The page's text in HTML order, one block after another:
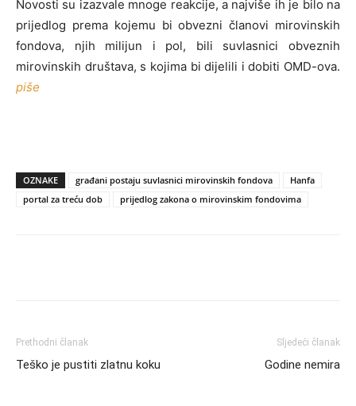
Novosti su izazvale mnoge reakcije, a najviše ih je bilo na
prijedlog prema kojemu bi obvezni članovi mirovinskih
fondova, njih milijun i pol, bili suvlasnici obveznih
mirovinskih društava, s kojima bi dijelili i dobiti OMD-ova.
piše
OZNAKE građani postaju suvlasnici mirovinskih fondova
Hanfa
portal za treću dob
prijedlog zakona o mirovinskim fondovima
Prethodni članak
Teško je pustiti zlatnu koku
Sljedeći članak
Godine nemira